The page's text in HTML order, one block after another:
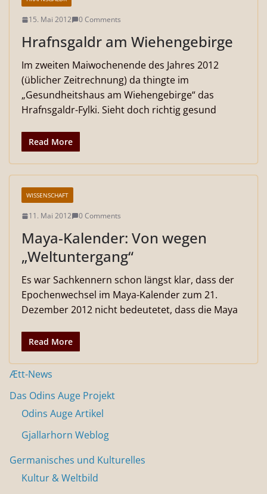
15. Mai 2012 0 Comments
Hrafnsgaldr am Wiehengebirge
Im zweiten Maiwochenende des Jahres 2012
(üblicher Zeitrechnung) da thingte im
„Gesundheitshaus am Wiehengebirge“ das
Hrafnsgaldr-Fylki. Sieht doch richtig gesund
Read More
WISSENSCHAFT
11. Mai 2012 0 Comments
Maya-Kalender: Von wegen
„Weltuntergang“
Es war Sachkennern schon längst klar, dass der
Epochenwechsel im Maya-Kalender zum 21.
Dezember 2012 nicht bedeutetet, dass die Maya
Read More
Ætt-News
Das Odins Auge Projekt
Odins Auge Artikel
Gjallarhorn Weblog
Germanisches und Kulturelles
Kultur & Weltbild